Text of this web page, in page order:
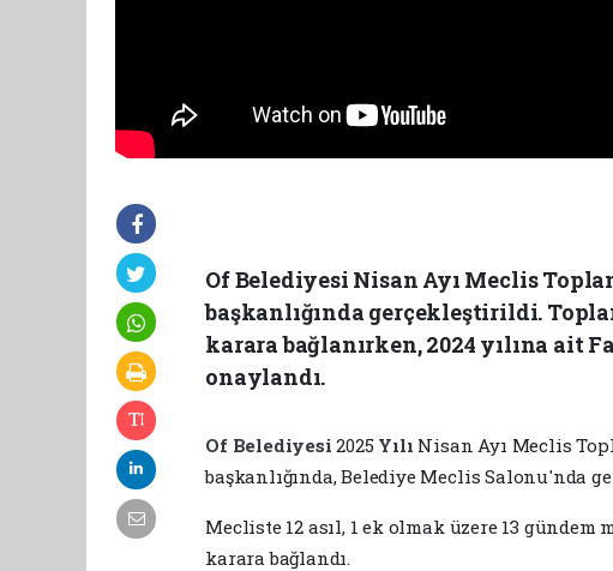
Of Belediyesi Nisan Ayı Meclis
başkanlığında gerçekleştirildi.
karara bağlanırken, 2024 yılına ait
onaylandı.
Of Belediyesi2025 Yılı Nisan Ayı Meclis
başkanlığında, Belediye Meclis Salonu'nda
Mecliste 12 asıl, 1 ek olmak üzere 13
karara bağlandı.